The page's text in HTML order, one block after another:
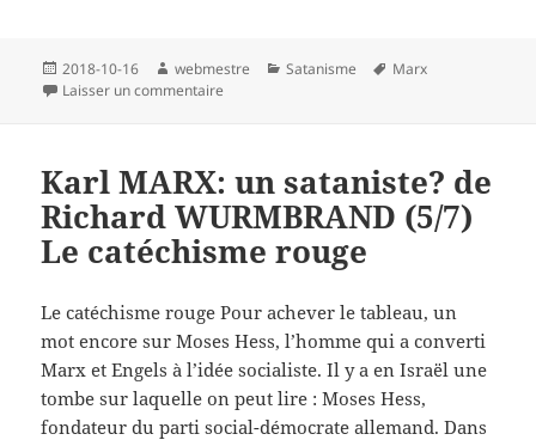
sataniste?
(7/7)
Conclusion
Publié
le
2018-10-16 Auteur
webmestre Catégories
Satanisme
Mots-
Marx
Laisser un commentaire
Karl MARX: un sataniste? de
Richard WURMBRAND (5/7)
Le catéchisme rouge
Le catéchisme rouge Pour achever le tableau, un
mot encore sur Moses Hess, l’homme qui a converti
Marx et Engels à l’idée socialiste. Il y a en Israël une
tombe sur laquelle on peut lire : Moses Hess,
fondateur du parti social-démocrate allemand. Dans